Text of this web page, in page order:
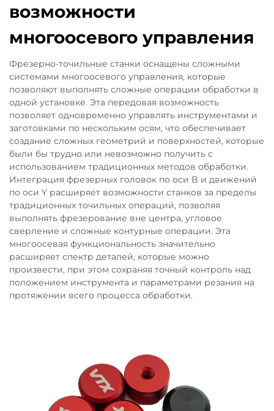
возможности
многоосевого управления
Фрезерно-точильные станки оснащены сложными
системами многоосевого управления, которые
позволяют выполнять сложные операции обработки в
одной установке. Эта передовая возможность
позволяет одновременно управлять инструментами и
заготовками по нескольким осям, что обеспечивает
создание сложных геометрий и поверхностей, которые
были бы трудно или невозможно получить с
использованием традиционных методов обработки.
Интеграция фрезерных головок по оси B и движений
по оси Y расширяет возможности станков за пределы
традиционных точильных операций, позволяя
выполнять фрезерование вне центра, угловое
сверление и сложные контурные операции. Эта
многоосевая функциональность значительно
расширяет спектр деталей, которые можно
произвести, при этом сохраняя точный контроль над
положением инструмента и параметрами резания на
протяжении всего процесса обработки.